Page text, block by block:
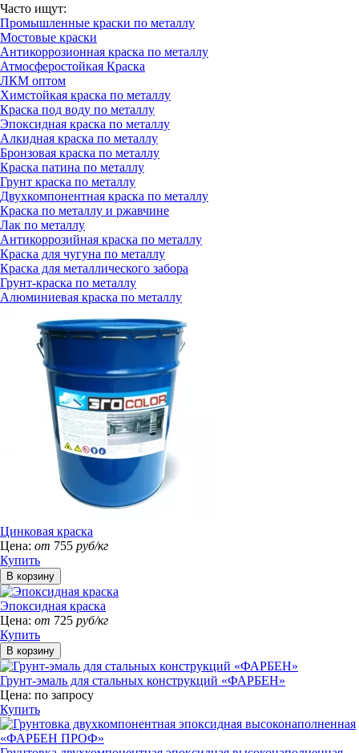
Часто ищут:
Промышленные краски по металлу
Мостовые краски
Антикоррозионная краска по металлу
Атмосферостойкая Краска
ЛКМ оптом
Химстойкая краска по металлу
Краска под воду по металлу
Эпоксидная краска по металлу
Алкидная краска по металлу
Бронзовая краска по металлу
Краска патина по металлу
Грунт краска по металлу
Двухкомпонентная краска по металлу
Краска по металлу и ржавчине
Лак по металлу
Антикоррозийная краска по металлу
Краска для чугуна по металлу
Краска для металлического забора
Грунт-краска по металлу
Алюминиевая краска по металлу
Цинковая краска
Цена: от 755 руб/кг
Купить
Эпоксидная краска
Цена: от 725 руб/кг
Купить
Грунт-эмаль для стальных конструкций «ФАРБЕН»
Цена: по запросу
Купить